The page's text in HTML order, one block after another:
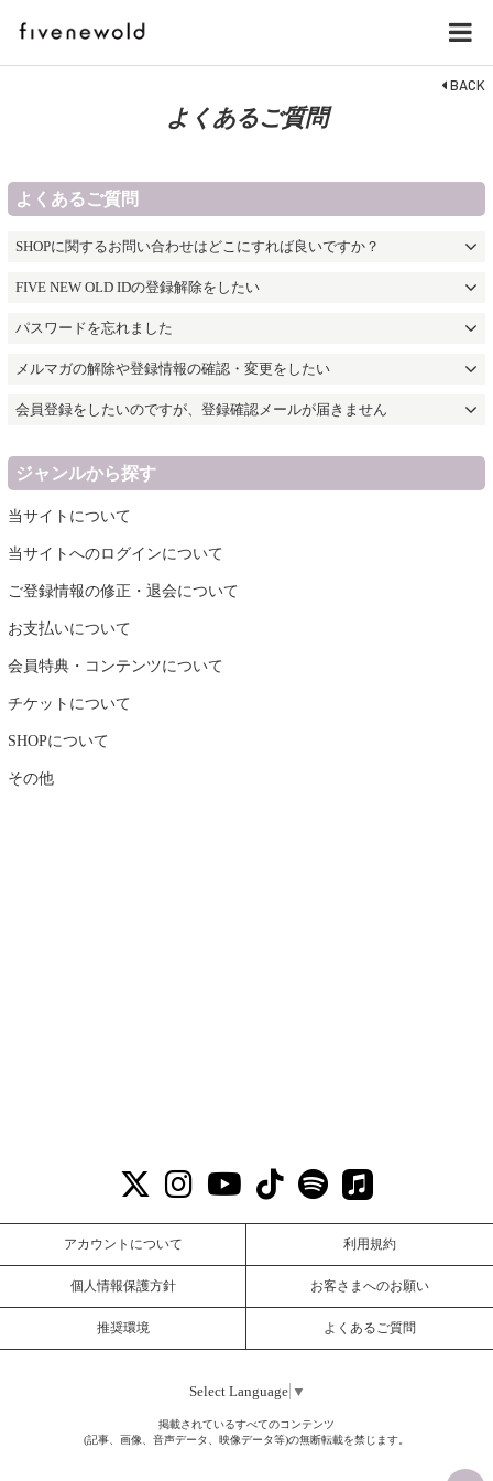
よくあるご質問
BACK
よくあるご質問
SHOPに関するお問い合わせはどこにすれば良いですか？
FIVE NEW OLD IDの登録解除をしたい
パスワードを忘れました
メルマガの解除や登録情報の確認・変更をしたい
会員登録をしたいのですが、登録確認メールが届きません
ジャンルから探す
当サイトについて
当サイトへのログインについて
ご登録情報の修正・退会について
お支払いについて
会員特典・コンテンツについて
チケットについて
SHOPについて
その他
アカウントについて 利用規約
個人情報保護方針 お客さまへのお願い
推奨環境 よくあるご質問
Select Language ▼
掲載されているすべてのコンテンツ
(記事、画像、音声データ、映像データ等)の無断転載を禁じます。